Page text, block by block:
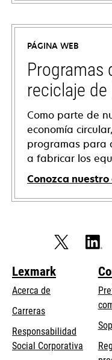
opens
in
new
tab
PÁGINA WEB
Programas
reciclaje
Como parte de
economía
programas para
a fabricar los
Conozca
Lexmark
Acerca de
Carreras
Responsabilidad
Social Corporativa opens